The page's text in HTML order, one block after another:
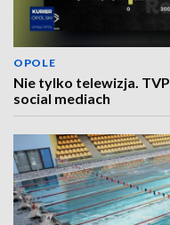
OPOLE
Nie tylko telewizja.
social mediach